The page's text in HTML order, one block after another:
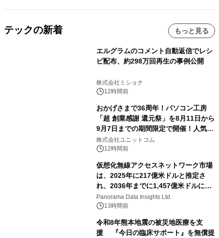
テックの新着 もっと見る
エルグラムのコメント自動返信でレシ
ピ配布、約298万回再生の事例公開
株式会社ミショナ
12時間前
おかげさまで36周年！パソコン工房
「超 創業感謝 還元祭」を8月11日から
9月7日までの期間限定で開催！人気の
ゲーミングPCや高性能ノートPCなど
対象iiyama PCのご購入で最大3万円分
株式会社ユニットコム
12時間前
仮想化無線アクセスネットワーク市場
は、2025年に217億米ドルと推定さ
れ、2036年までに1,457億米ドルに達
すると予測されており、予測期間
（2026年～2036年）
Panorama Data Insights Ltd.
13時間前
令和8年熊本地震の被災地医療を支
援 『今日の臨床サポート』を無償提